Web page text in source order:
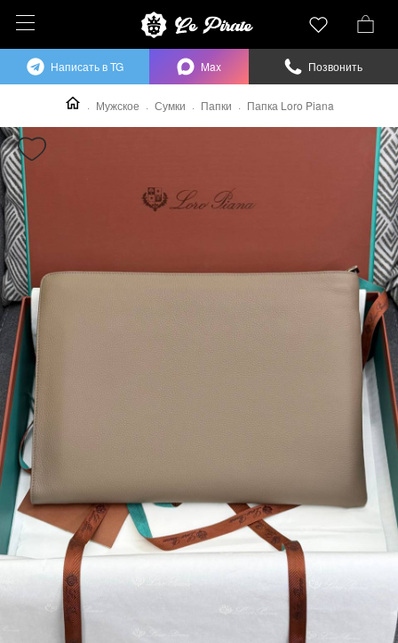
Мужское Сумки Папки Папка Loro Piana
Написать в TG Max Позвонить